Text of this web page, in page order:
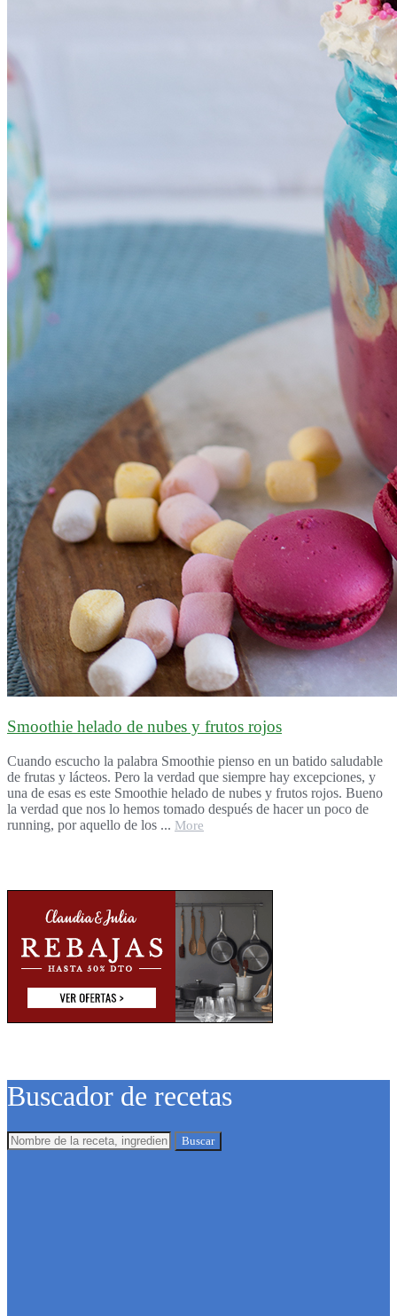
Smoothie helado de nubes y frutos rojos
Cuando escucho la palabra Smoothie pienso en un batido saludable
de frutas y lácteos. Pero la verdad que siempre hay excepciones, y
una de esas es este Smoothie helado de nubes y frutos rojos. Bueno
la verdad que nos lo hemos tomado después de hacer un poco de
running, por aquello de los ... More
Buscador de recetas
Buscar